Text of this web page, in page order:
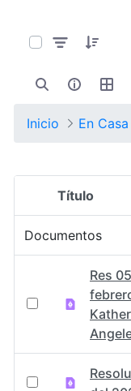
Inicio En Casa
Selección del
Título
Documentos
Res